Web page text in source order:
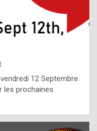
12 Septembre.
les prochaines